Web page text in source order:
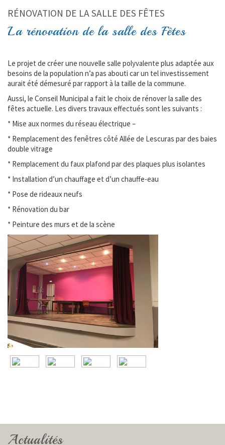
RÉNOVATION DE LA SALLE DES FÊTES
La rénovation de la salle des Fêtes
Le projet de créer une nouvelle salle polyvalente plus adaptée aux
besoins de la population n’a pas abouti car un tel investissement
aurait été démesuré par rapport à la taille de la commune.
Aussi, le Conseil Municipal a fait le choix de rénover la salle des
fêtes actuelle. Les divers travaux effectués sont les suivants :
* Mise aux normes du réseau électrique –
* Remplacement des fenêtres côté Allée de Lescuras par des baies
double vitrage
* Remplacement du faux plafond par des plaques plus isolantes
* Installation d’un chauffage et d’un chauffe-eau
* Pose de rideaux neufs
* Rénovation du bar
* Peinture des murs et de la scène
Actualités